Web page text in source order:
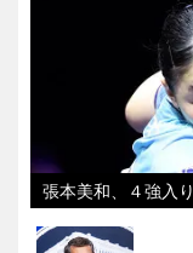
張本美和、４強入り